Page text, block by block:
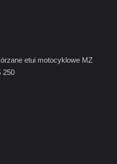
etui motocyklowe MZ
250